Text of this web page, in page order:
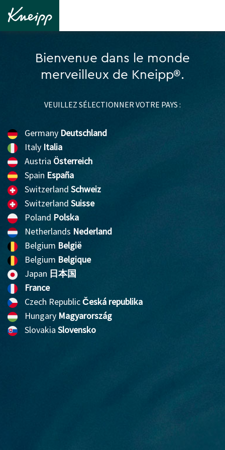
Bienvenue dans le monde
merveilleux de Kneipp®.
VEUILLEZ SÉLECTIONNER VOTRE PAYS :
Germany Deutschland
Italy Italia
Austria Österreich
Spain España
Switzerland Schweiz
Switzerland Suisse
Poland Polska
Netherlands Nederland
Belgium België
Belgium Belgique
Japan 日本国
France
Czech RepublicČeská republika
Hungary Magyarország
Slovakia Slovensko